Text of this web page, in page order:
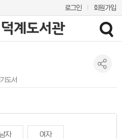
로그인 회원가입
도서
남자 여자